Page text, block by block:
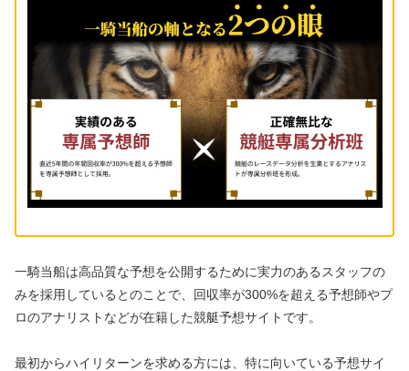
一騎当船は高品質な予想を公開するために実力のあるスタッフの
みを採用しているとのことで、 回収率が300%を超える予想師やプ
ロのアナリスト などが在籍した競艇予想サイトです。
最初からハイリターンを求める方には、特に向いている予想サイ